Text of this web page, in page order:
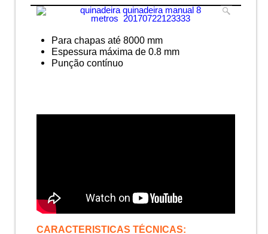
Para chapas até 8000 mm
Espessura máxima de 0.8 mm
Punção contínuo
CARACTERISTICAS TÉCNICAS: